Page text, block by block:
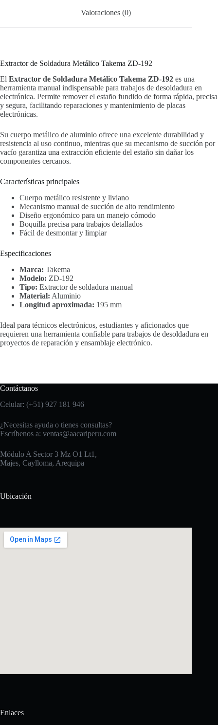
Valoraciones (0)
Extractor de Soldadura Metálico Takema ZD-192
El Extractor de Soldadura Metálico Takema ZD-192 es una
herramienta manual indispensable para trabajos de desoldadura en
electrónica. Permite remover el estaño fundido de forma rápida, precisa
y segura, facilitando reparaciones y mantenimiento de placas
electrónicas.
Su cuerpo metálico de aluminio ofrece una excelente durabilidad y
resistencia al uso continuo, mientras que su mecanismo de succión por
vacío garantiza una extracción eficiente del estaño sin dañar los
componentes cercanos.
Características principales
Cuerpo metálico resistente y liviano
Mecanismo manual de succión de alto rendimiento
Diseño ergonómico para un manejo cómodo
Boquilla precisa para trabajos detallados
Fácil de desmontar y limpiar
Especificaciones
Marca: Takema
Modelo: ZD-192
Tipo: Extractor de soldadura manual
Material: Aluminio
Longitud aproximada: 195 mm
Ideal para técnicos electrónicos, estudiantes y aficionados que
requieren una herramienta confiable para trabajos de desoldadura en
proyectos de reparación y ensamblaje electrónico.
Contáctanos
Celular: (+51) 927 181 946
¿Necesitas ayuda o tienes consultas?
Escríbenos a: ventas@aacariperu.com
Módulo A Sector 3 Mz O1 Lt1,
Majes, Caylloma, Arequipa
Ubicación
Enlaces